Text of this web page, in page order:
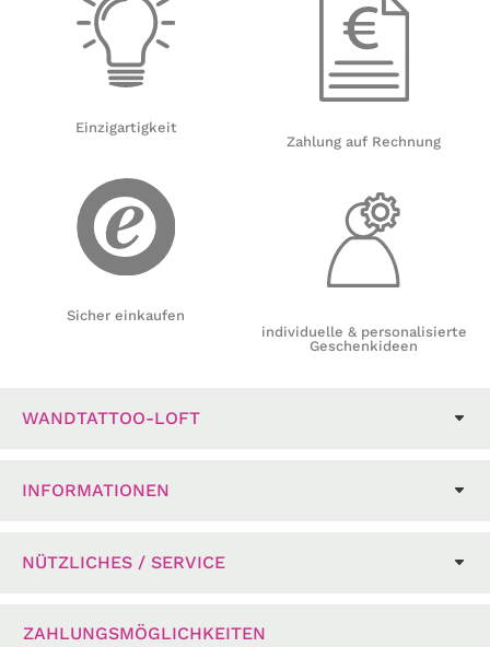
Einzigartigkeit
Sicher einkaufen
Zahlung auf Rechnung
individuelle & personalisierte
Geschenkideen
WANDTATTOO-LOFT
INFORMATIONEN
NÜTZLICHES / SERVICE
ZAHLUNGSMÖGLICHKEITEN